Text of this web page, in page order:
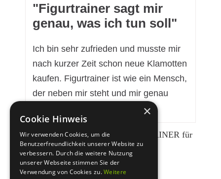
​"Figurtrainer sagt mir
genau, was ich tun soll"
Ich bin sehr zufrieden und musste mir
nach kurzer Zeit schon neue Klamotten
kaufen. Figurtrainer ist ​wie ein Mensch,
der neben ​mir steht und ​mir genau
NATASCHA A.// ​Hat FIGURTRAINER für ​
RTL getestet
×
Cookie Hinweis
Wir verwenden Cookies, um die
Benutzerfreundlichkeit unserer Website zu
verbessern. Durch die weitere Nutzung
unserer Webseite stimmen Sie der
Verwendung von Cookies zu.Weitere